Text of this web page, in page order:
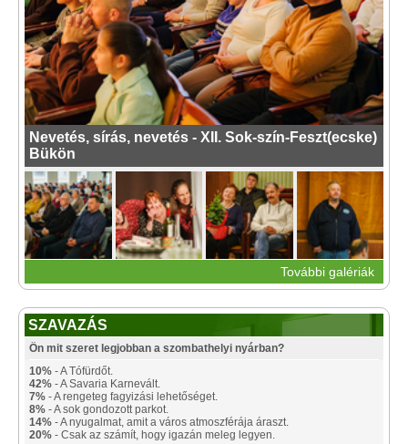
Nevetés, sírás, nevetés - XII. Sok-szín-Feszt(ecske)
Bükön
További galériák
SZAVAZÁS
Ön mit szeret legjobban a szombathelyi nyárban?
10% - A Tófürdőt.
42% - A Savaria Karnevált.
7% - A rengeteg fagyizási lehetőséget.
8% - A sok gondozott parkot.
14% - A nyugalmat, amit a város atmoszférája áraszt.
20% - Csak az számít, hogy igazán meleg legyen.